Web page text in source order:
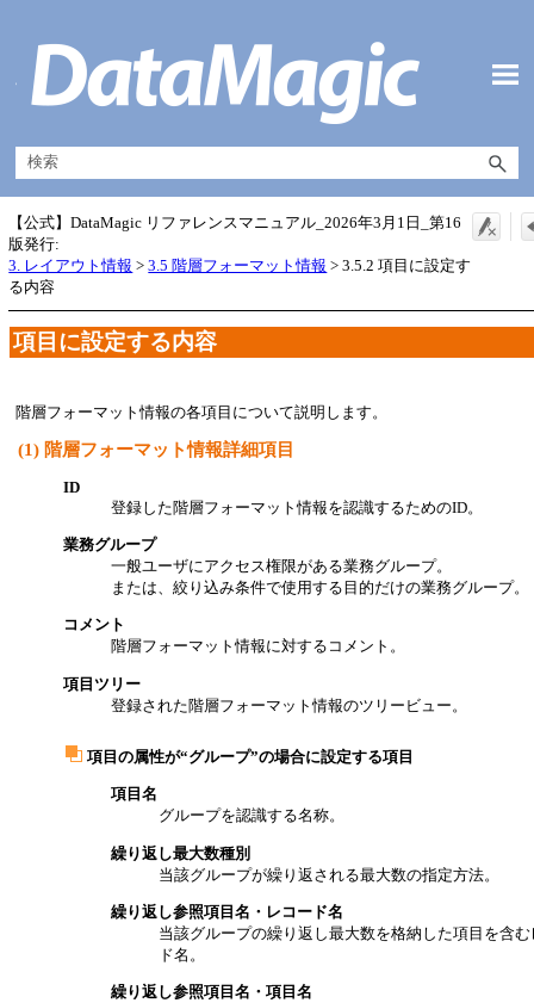
【公式】DataMagic リファレンスマニュアル_2026年3月1日_第16
版発行:
3. レイアウト情報 >3.5 階層フォーマット情報 >3.5.2 項目に設定す
る内容
項目に設定する内容
階層フォーマット情報の各項目について説明します。
(1) 階層フォーマット情報詳細項目
ID
登録した階層フォーマット情報を認識するためのID。
業務グループ
一般ユーザにアクセス権限がある業務グループ。
または、絞り込み条件で使用する目的だけの業務グループ。
コメント
階層フォーマット情報に対するコメント。
項目ツリー
登録された階層フォーマット情報のツリービュー。
項目の属性が“グループ”の場合に設定する項目
項目名
グループを認識する名称。
繰り返し最大数種別
当該グループが繰り返される最大数の指定方法。
繰り返し参照項目名・レコード名
当該グループの繰り返し最大数を格納した項目を含
ド名。
繰り返し参照項目名・項目名